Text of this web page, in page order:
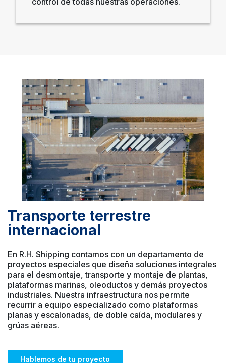
Transporte terrestre
internacional
En R.H. Shipping contamos con un departamento de
proyectos especiales que diseña soluciones integrales
para el desmontaje, transporte y montaje de plantas,
plataformas marinas, oleoductos y demás proyectos
industriales. Nuestra infraestructura nos permite
recurrir a equipo especializado como plataformas
planas y escalonadas, de doble caída, modulares y
grúas aéreas.
Hablemos de tu proyecto